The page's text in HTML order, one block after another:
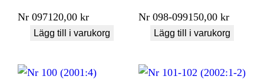
Nr 097120,00kr
Lägg till i varukorg
Nr 098-099150,00kr
Lägg till i varukorg